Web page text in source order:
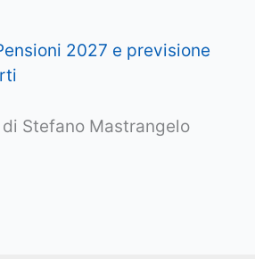
2027 e previsione
Stefano Mastrangelo